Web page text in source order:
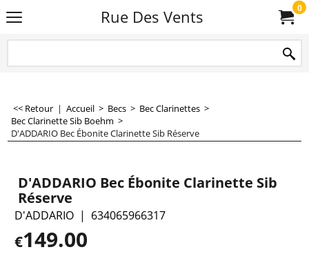
Rue Des Vents 0
<< Retour | Accueil > Becs > Bec Clarinettes >
Bec Clarinette Sib Boehm >
D'ADDARIO Bec Ébonite Clarinette Sib Réserve
D'ADDARIO Bec Ébonite Clarinette Sib
Réserve
D'ADDARIO 634065966317
€149.00